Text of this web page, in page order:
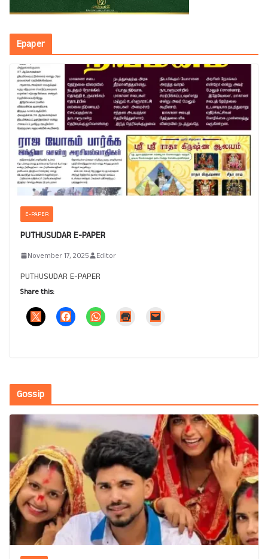
Epaper
E-PAPER
PUTHUSUDAR E-PAPER
November 17, 2025 Editor
PUTHUSUDAR E-PAPER
Share this:
Gossip